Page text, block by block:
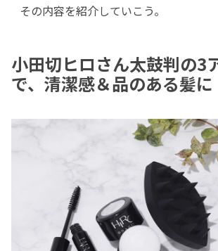
その内容を紹介していこう。
小田切ヒロさん太鼓判の3
で、清潔感＆品のある髪に